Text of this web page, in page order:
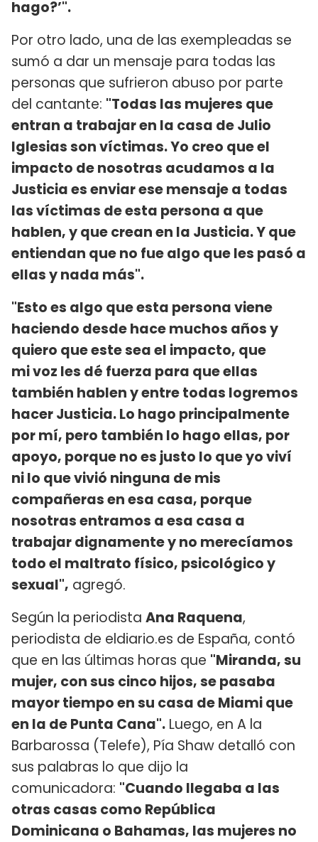
hago?’".
Por otro lado, una de las exempleadas se
sumó a dar un mensaje para todas las
personas que sufrieron abuso por parte
del cantante: "Todas las mujeres que
entran a trabajar en la casa de Julio
Iglesias son víctimas. Yo creo que el
impacto de nosotras acudamos a la
Justicia es enviar ese mensaje a todas
las víctimas de esta persona a que
hablen, y que crean en la Justicia. Y que
entiendan que no fue algo que les pasó a
ellas y nada más".
"Esto es algo que esta persona viene
haciendo desde hace muchos años y
quiero que este sea el impacto, que
mi voz les dé fuerza para que ellas
también hablen y entre todas logremos
hacer Justicia. Lo hago principalmente
por mí, pero también lo hago ellas, por
apoyo, porque no es justo lo que yo viví
ni lo que vivió ninguna de mis
compañeras en esa casa, porque
nosotras entramos a esa casa a
trabajar dignamente y no merecíamos
todo el maltrato físico, psicológico y
sexual", agregó.
Según la periodista Ana Raquena,
periodista de eldiario.es de España, contó
que en las últimas horas que "Miranda, su
mujer, con sus cinco hijos, se pasaba
mayor tiempo en su casa de Miami que
en la de Punta Cana". Luego, en A la
Barbarossa (Telefe), Pía Shaw detalló con
sus palabras lo que dijo la
comunicadora: "Cuando llegaba a las
otras casas como República
Dominicana o Bahamas, las mujeres no